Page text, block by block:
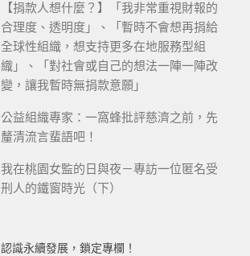
【捐款人想什麼？】「我非常重視財報的
合理度、透明度」、「暫時不會想再捐給
全球性組織，想支持更多在地服務型組
織」、「對社會或自己的想法一陣一陣改
變，讓我暫時無捐款意願」
公益組織專家：一窩蜂批評慈濟之前，先
釐清流言蜚語吧！
我在桃園女監的日與夜－專訪一位匿名受
刑人的鐵窗時光（下）
認識永續發展，鎖定專欄！